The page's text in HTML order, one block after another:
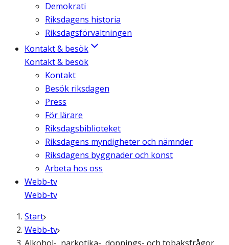
Demokrati
Riksdagens historia
Riksdagsförvaltningen
Kontakt & besök
Kontakt & besök
Kontakt
Besök riksdagen
Press
För lärare
Riksdagsbiblioteket
Riksdagens myndigheter och nämnder
Riksdagens byggnader och konst
Arbeta hos oss
Webb-tv
Webb-tv
Start
Webb-tv